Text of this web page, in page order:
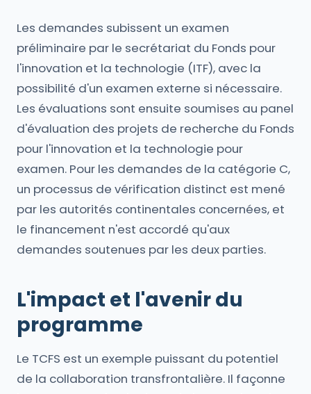
Les demandes subissent un examen
préliminaire par le secrétariat du Fonds pour
l'innovation et la technologie (ITF), avec la
possibilité d'un examen externe si nécessaire.
Les évaluations sont ensuite soumises au panel
d'évaluation des projets de recherche du Fonds
pour l'innovation et la technologie pour
examen. Pour les demandes de la catégorie C,
un processus de vérification distinct est mené
par les autorités continentales concernées, et
le financement n'est accordé qu'aux
demandes soutenues par les deux parties.
L'impact et l'avenir du
programme
Le TCFS est un exemple puissant du potentiel
de la collaboration transfrontalière. Il façonne